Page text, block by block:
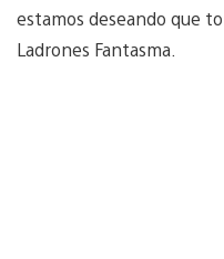
estamos deseando que
Ladrones Fantasma.